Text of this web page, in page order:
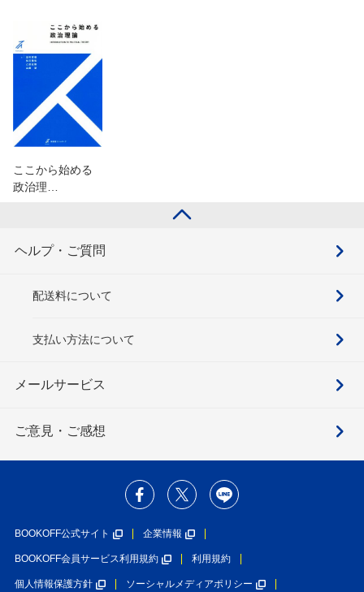
ここから始める
政治理…
ヘルプ・ご質問
配送料について
支払い方法について
メールサービス
ご意見・ご感想
BOOKOFF公式サイト 企業情報
BOOKOFF会員サービス利用規約 利用規約
個人情報保護方針 ソーシャルメディアポリシー